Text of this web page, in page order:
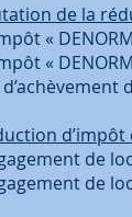
de la
«
«
d’impôt
de
de